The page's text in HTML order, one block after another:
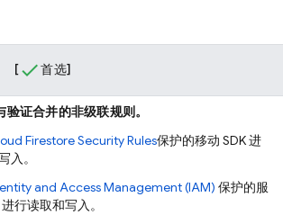
[ 首选]
证合并的非级联规则。
FirestoreSecurity Rules保护的移动 SDK 进
入。
and Access Management (IAM) 保护的服
行读取和写入。